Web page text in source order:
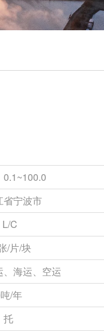
0.1~100.0
省宁波市
L/C
/片/块
、海运、空运
/年
托